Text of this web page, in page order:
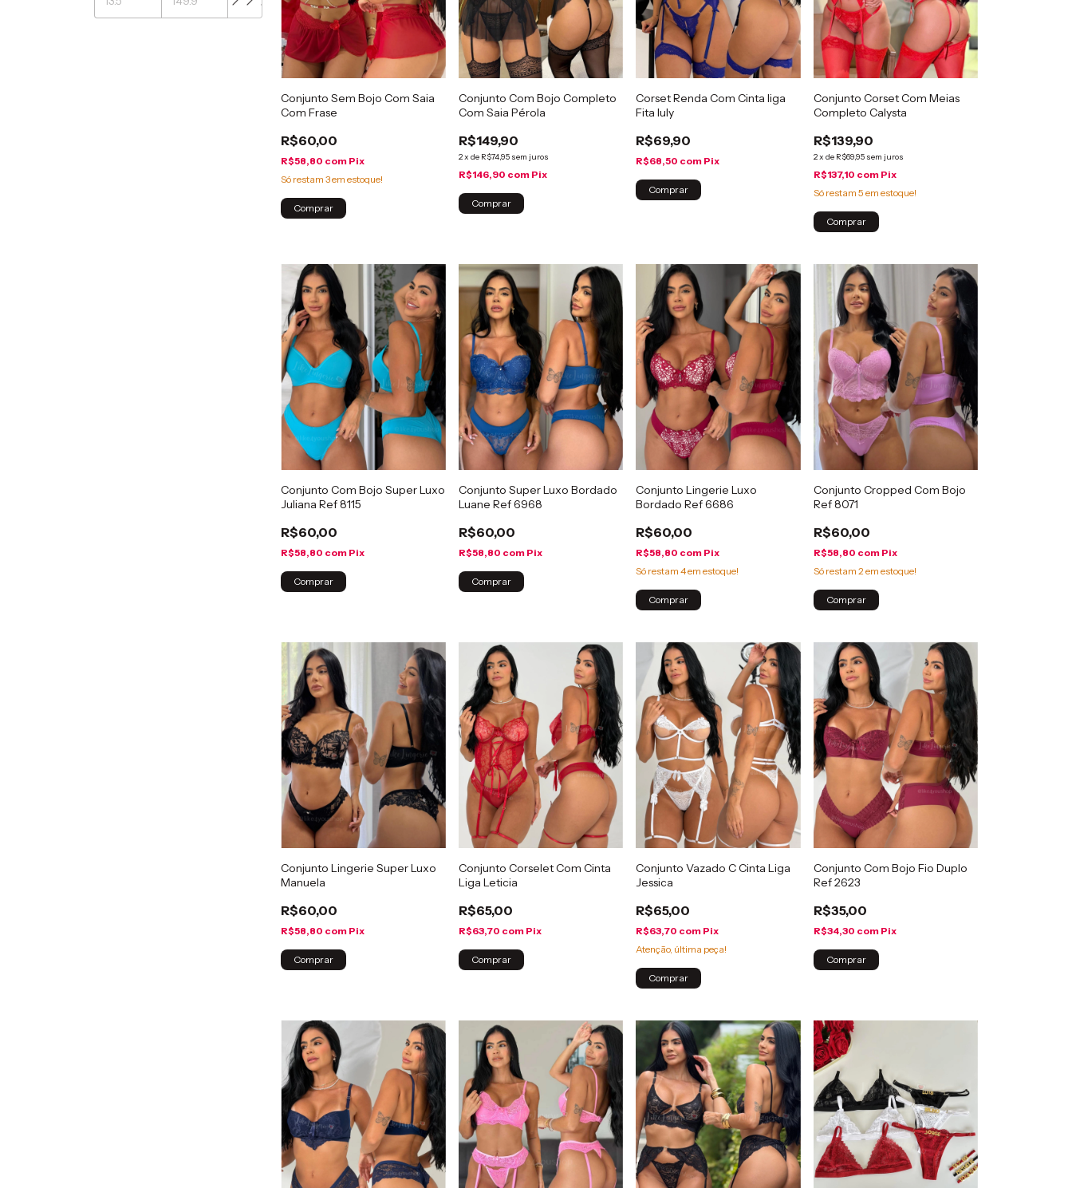
Conjunto Sem Bojo Com Saia
Com Frase
R$60,00
R$58,80 com Pix
Só restam3em estoque!
Comprar
Conjunto Com Bojo Completo
Com Saia Pérola
R$149,90
2x de R$74,95 sem juros
R$146,90 com Pix
Comprar
Corset Renda Com Cinta liga
Fita Iuly
R$69,90
R$68,50 com Pix
Comprar
Conjunto Corset Com Meias
Completo Calysta
R$139,90
2x de R$69,95 sem juros
R$137,10 com Pix
Só restam 5 em estoque!
Comprar
Conjunto Com Bojo Super Luxo
Juliana Ref 8115
R$60,00
R$58,80 com Pix
Comprar
Conjunto Super Luxo Bordado
Luane Ref 6968
R$60,00
R$58,80 com Pix
Comprar
Conjunto Lingerie Luxo
Bordado Ref 6686
R$60,00
R$58,80 com Pix
Só restam4em estoque!
Comprar
Conjunto Cropped Com Bojo
Ref 8071
R$60,00
R$58,80 com Pix
Só restam 2 em estoque!
Comprar
Conjunto Lingerie Super Luxo
Manuela
R$60,00
R$58,80 com Pix
Comprar
Conjunto Corselet Com Cinta
Liga Leticia
R$65,00
R$63,70 com Pix
Comprar
Conjunto Vazado C Cinta Liga
Jessica
R$65,00
R$63,70 com Pix
Atenção, última peça!
Comprar
Conjunto Com Bojo Fio Duplo
Ref 2623
R$35,00
R$34,30 com Pix
Comprar